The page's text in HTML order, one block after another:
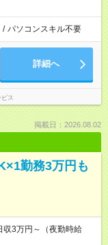
/ パソコンスキル不要
詳細へ
ス
掲載日：2026.08.02
勤務3万円も
3万円～（夜勤時給